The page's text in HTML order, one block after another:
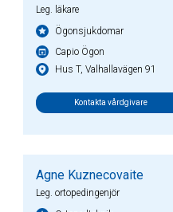
Leg. läkare
Ögonsjukdomar
Capio Ögon
Hus T, Valhallavägen 91
Kontakta vårdgivare
Agne Kuznecovaite
Leg. ortopedingenjör